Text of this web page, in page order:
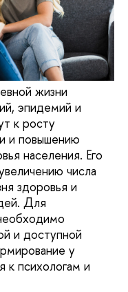
жизни
эпидемий и
к росту
и повышению
населения. Его
числа
здоровья и
Для
и доступной
у
к психологам и